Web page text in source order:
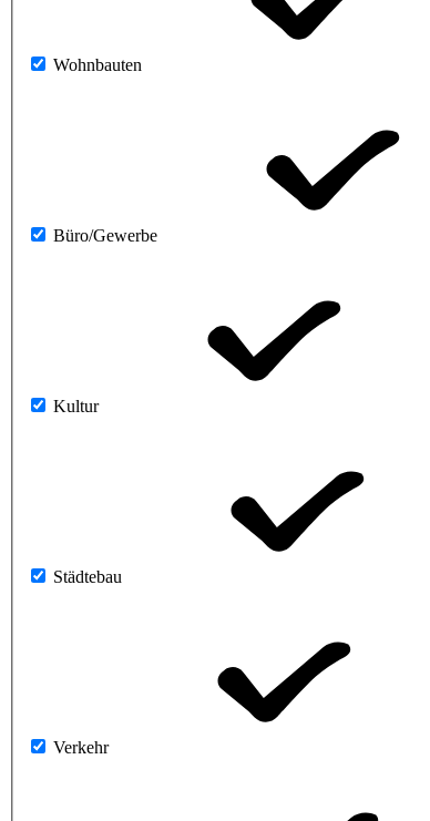
Wohnbauten
Büro/Gewerbe
Kultur
Städtebau
Verkehr